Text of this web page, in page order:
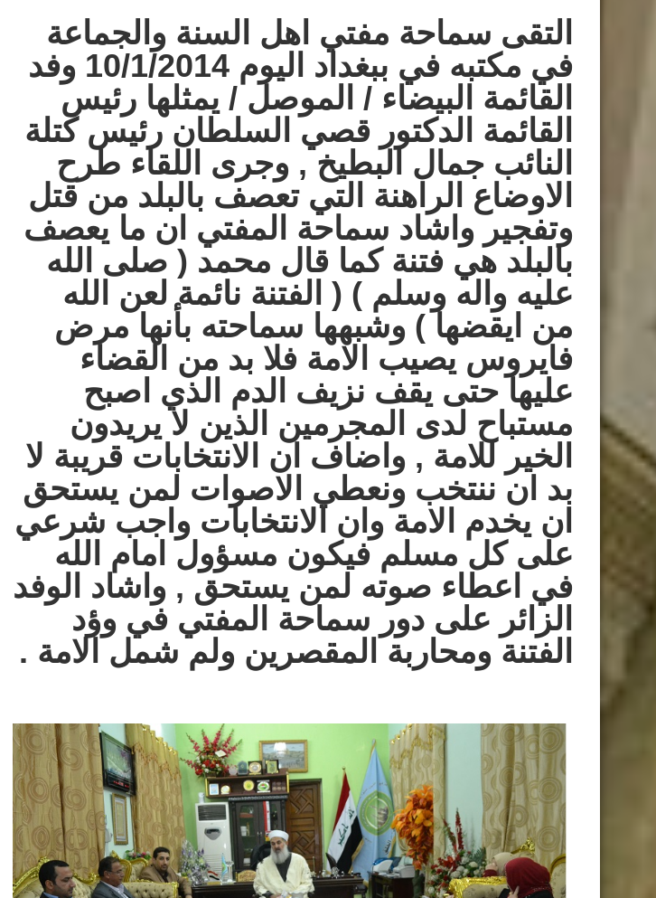
القائمة
البيضاء
الموصل
/
القائمة
الدكتور
السلطان
مغلقة
التقى سماحة مفتي اهل السنة والجماعة
في مكتبه في ببغداد اليوم 10/1/2014 وفد
القائمة البيضاء / الموصل / يمثلها رئيس
القائمة الدكتور قصي السلطان رئيس كتلة
النائب جمال البطيخ , وجرى اللقاء طرح
الاوضاع الراهنة التي تعصف بالبلد من قتل
وتفجير واشاد سماحة المفتي ان ما يعصف
بالبلد هي فتنة كما قال محمد ( صلى الله
عليه واله وسلم ) ( الفتنة نائمة لعن الله
من ايقضها ) وشبهها سماحته بأنها مرض
فايروس يصيب الامة فلا بد من القضاء
عليها حتى يقف نزيف الدم الذي اصبح
مستباح لدى المجرمين الذين لا يريدون
الخير للامة , واضاف ان الانتخابات قريبة لا
بد ان ننتخب ونعطي الاصوات لمن يستحق
ان يخدم الامة وان الانتخابات واجب شرعي
على كل مسلم فيكون مسؤول امام الله
في اعطاء صوته لمن يستحق , واشاد الوفد
الزائر على دور سماحة المفتي في وؤد
الفتنة ومحاربة المقصرين ولم شمل الامة .